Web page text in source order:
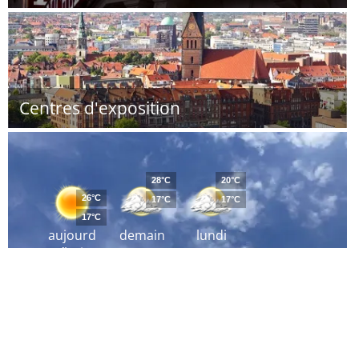
Centres d'exposition
aujourd
´hui
26°C
17°C
demain
28°C
17°C
lundi
20°C
17°C